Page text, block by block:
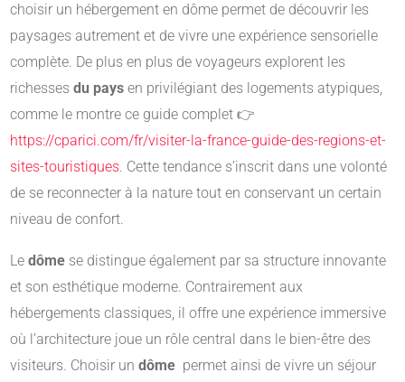
choisir un hébergement en dôme permet de découvrir les
paysages autrement et de vivre une expérience sensorielle
complète. De plus en plus de voyageurs explorent les
richesses du pays en privilégiant des logements atypiques,
comme le montre ce guide complet 👉
https://cparici.com/fr/visiter-la-france-guide-des-regions-et-
sites-touristiques. Cette tendance s’inscrit dans une volonté
de se reconnecter à la nature tout en conservant un certain
niveau de confort.
Le dôme se distingue également par sa structure innovante
et son esthétique moderne. Contrairement aux
hébergements classiques, il offre une expérience immersive
où l’architecture joue un rôle central dans le bien-être des
visiteurs. Choisir un dôme permet ainsi de vivre un séjour